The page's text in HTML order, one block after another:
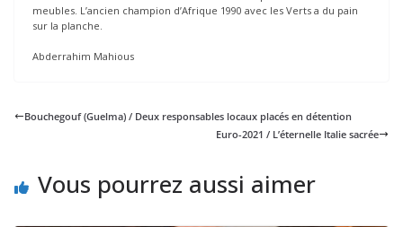
meubles. L’ancien champion d’Afrique 1990 avec les Verts a du pain
sur la planche.
Abderrahim Mahious
Bouchegouf (Guelma) / Deux responsables locaux placés en détention
Euro-2021 / L’éternelle Italie sacrée
Vous pourrez aussi aimer